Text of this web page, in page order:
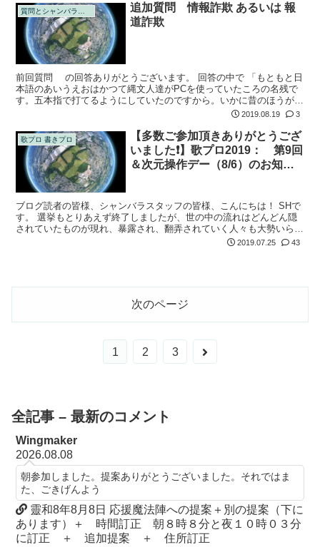
追加質問 情報詐欺 あるいは 報
道詐欺
前回質問 の回答ありがとうございます。 回答の中で 「もともと日
本語のあいうえおはかつて縄文人達がPCを使っていたころの名残で
す。五本指で打てるようにしていたのですから。いかに昔のほうが合
2019.08.19 3
歌プロ 書きプロ
【多数ご参加頂きありがとうござ
いました❗️】歌プロ2019： 第9回
＆次元操作デー（8/6）のお知ら
ブログ読者の皆様、シャンバラスタッフの皆様、こんにちは！ SHで
す。 選挙もとりあえず終了しましたが、世の中の流れはどんどん隠
されていたものが現れ、暴露され、翻弄されていく人々も大勢いらっ
しゃることと思います。 「あなたは一人ではない」今こそこの思い
2019.07.25 43
次のページ
1 2 3
次
全記事 – 最新のコメント
Wingmaker
2026.08.08
朝参加しました。提案ありがとうございました。それではま
た、ごきげんよう
靈和8年8月8日 応援魔法陣への提案＋別の提案（下に
あります）＋ 時間訂正 朝８時８分と夜１０時０３分
に訂正 ＋ 追加提案 ＋ 住所訂正